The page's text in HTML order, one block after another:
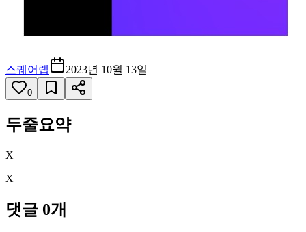
스퀘어랩 2023년 10월 13일
0
두줄요약
X
X
댓글 0개